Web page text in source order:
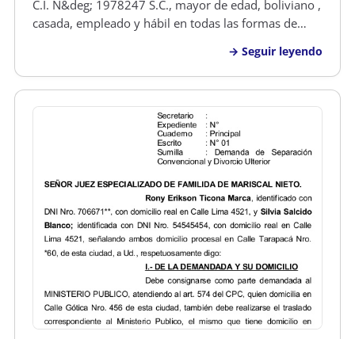
C.I. N&deg; 1978247 S.C., mayor de edad, boliviano ,
casada, empleado y hábil en todas las formas de
Bibosi N&deg; 1727 de esta ciudad, respetuoso
SEñOR JUEZ DE TURNO DE PARTIDO D…
Seguir leyendo